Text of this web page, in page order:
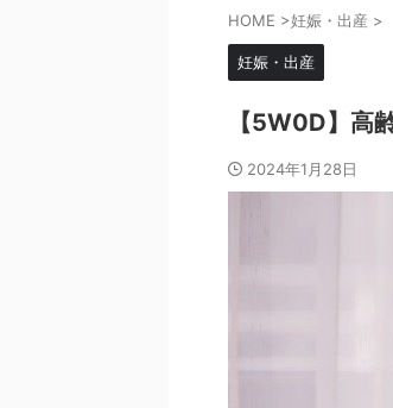
HOME >妊娠・出産 >
妊娠・出産
【5W0D】高
2024年1月28日